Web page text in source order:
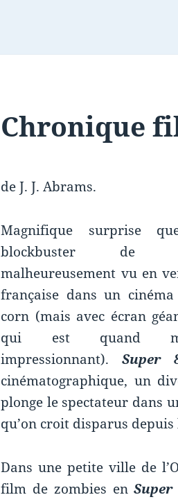
Chronique
de J. J. Abrams.
Magnifique surprise
blockbuster de
malheureusement vu en
française dans un
corn (mais avec écran
qui est quand
impressionnant).Super
cinématographique, un
plonge le spectateur dans
qu’on croit disparus depuis
Dans une petite ville de
film de zombies enSuper